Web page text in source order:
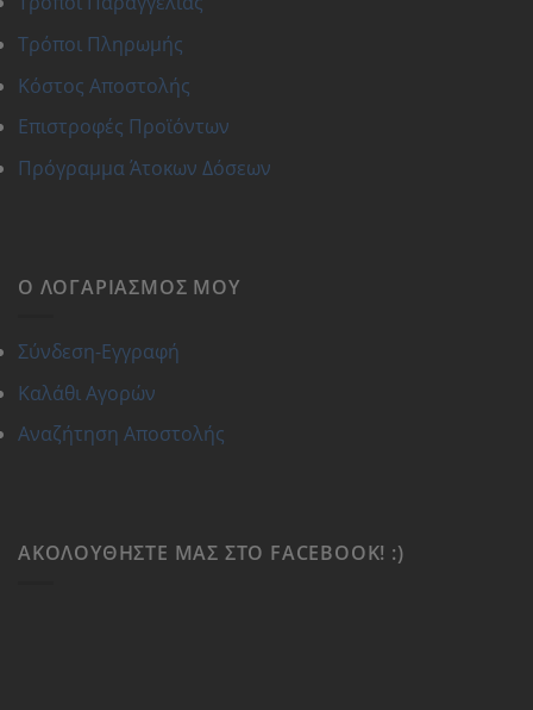
Τρόποι Πληρωμής
Κόστος Αποστολής
Επιστροφές Προϊόντων
Πρόγραμμα Άτοκων Δόσεων
Ο ΛΟΓΑΡΙΑΣΜΌΣ ΜΟΥ
Σύνδεση-Εγγραφή
Καλάθι Αγορών
Αναζήτηση Αποστολής
ΑΚΟΛΟΥΘΉΣΤΕ ΜΑΣ ΣΤΟ FACEBOOK! :)